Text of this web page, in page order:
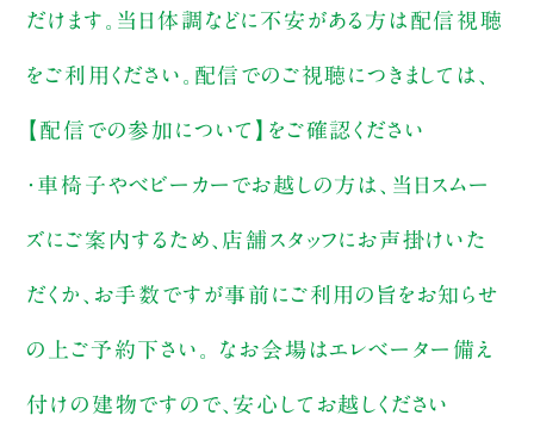
だけます。当日体調などに不安がある方は配信視聴
をご利用ください。配信でのご視聴につきましては、
【配信での参加について】をご確認ください
・車椅子やベビーカーでお越しの方は、当日スムー
ズにご案内するため、店舗スタッフにお声掛けいた
だくか、お手数ですが事前にご利用の旨をお知らせ
の上ご予約下さい。 なお会場はエレベーター備え
付けの建物ですので、安心してお越しください